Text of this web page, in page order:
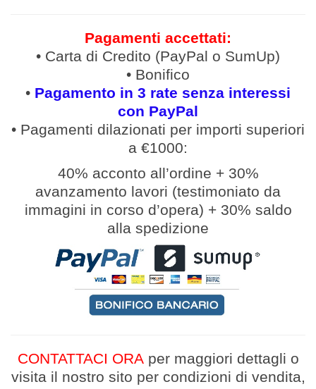
Pagamenti accettati:
• Carta di Credito (PayPal o SumUp)
• Bonifico
• Pagamento in 3 rate senza interessi
con PayPal
• Pagamenti dilazionati per importi superiori
a €1000:
40% acconto all’ordine + 30%
avanzamento lavori (testimoniato da
immagini in corso d’opera) + 30% saldo
alla spedizione
CONTATTACI ORAper maggiori dettagli o
visita il nostro sito per condizioni di vendita,